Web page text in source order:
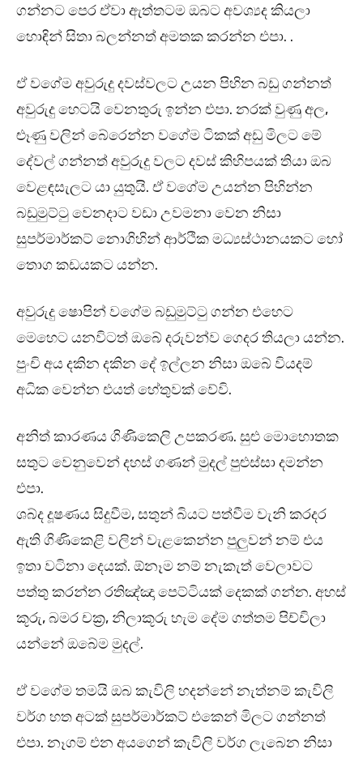
ගන්නට පෙර ඒවා ඇත්තටම ඔබට අවශ්‍යද කියලා
හොඳින් සිතා බලන්නත් අමතක කරන්න එපා. .
ඒ වගේම අවුරුදු දවස්වලට උයන පිහින බඩු ගන්නත්
අවුරුදු හෙටයි වෙනතුරු ඉන්න එපා. නරක් වුණු අල,
ළූණු වලින් බේරෙන්න වගේම ටිකක් අඩු මිලට මේ
දේවල් ගන්නත් අවුරුදු වලට දවස් කිහිපයක් තියා ඔබ
වෙළඳසැලට යා යුතුයි. ඒ වගේම උයන්න පිහින්න
බඩුමුට්ටු වෙනදාට වඩා උවමනා වෙන නිසා
සුපර්මාර්කට් නොගිහින් ආර්ථික මධ්‍යස්ථානයකට හෝ
තොග කඩයකට යන්න.
අවුරුදු ෂොපින් වගේම බඩුමුට්ටු ගන්න එහෙට
මෙහෙට යනවිටත් ඔබේ දරුවන්ව ගෙදර තියලා යන්න.
පුංචි අය දකින දකින දේ ඉල්ලන නිසා ඔබේ වියදම්
අධික වෙන්න එයත් හේතුවක් වේවි.
අනිත් කාරණය ගිණිකෙලි උපකරණ. සුළු මොහොතක
සතුට වෙනුවෙන් දහස් ගණන් මුදල් පුළුස්සා දමන්න
එපා.
ශබ්ද දූෂණය සිදුවීම, සතුන් බියට පත්වීම වැනි කරදර
ඇති ගිණිකෙළි වලින් වැළකෙන්න පුලුවන් නම් එය
ඉතා වටිනා දෙයක්. ඕනෑම නම් නැකැත් වෙලාවට
පත්තු කරන්න රතිඤ්ඤා පෙට්ටියක් දෙකක් ගන්න. අහස්
කූරු, බමර චක්‍ර, නිලාකූරු හැම දේම ගත්තම පිච්චිලා
යන්නේ ඔබේම මුදල්.
ඒ වගේම තමයි ඔබ කැවිලි හදන්නේ නැත්නම් කැවිලි
වර්ග හත අටක් සුපර්මාර්කට් එකෙන් මිලට ගන්නත්
එපා. නෑගම් එන අයගෙන් කැවිලි වර්ග ලැබෙන නිසා